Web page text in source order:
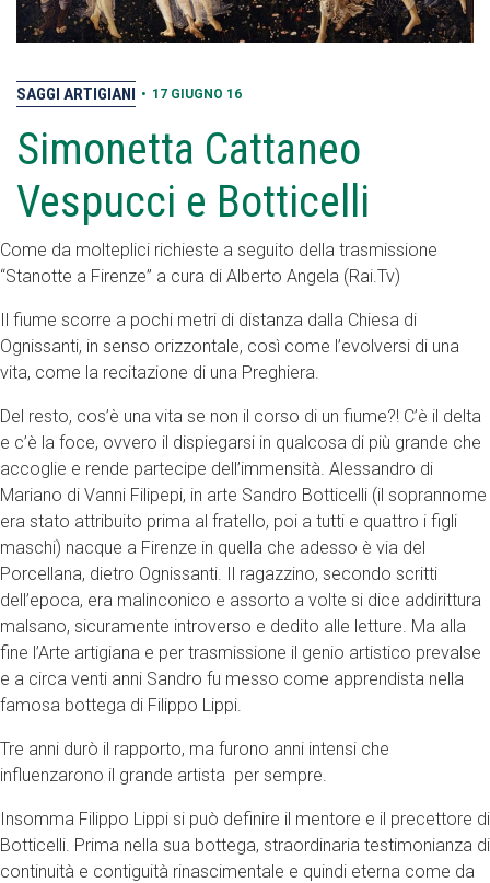
SAGGI ARTIGIANI • 17 GIUGNO 16
Simonetta Cattaneo
Vespucci e Botticelli
Come da molteplici richieste a seguito della trasmissione
“Stanotte a Firenze” a cura di Alberto Angela (Rai.Tv)
Il fiume scorre a pochi metri di distanza dalla Chiesa di
Ognissanti, in senso orizzontale, così come l’evolversi di una
vita, come la recitazione di una Preghiera.
Del resto, cos’è una vita se non il corso di un fiume?! C’è il delta
e c’è la foce, ovvero il dispiegarsi in qualcosa di più grande che
accoglie e rende partecipe dell’immensità. Alessandro di
Mariano di Vanni Filipepi, in arte Sandro Botticelli (il soprannome
era stato attribuito prima al fratello, poi a tutti e quattro i figli
maschi) nacque a Firenze in quella che adesso è via del
Porcellana, dietro Ognissanti. Il ragazzino, secondo scritti
dell’epoca, era malinconico e assorto a volte si dice addirittura
malsano, sicuramente introverso e dedito alle letture. Ma alla
fine l’Arte artigiana e per trasmissione il genio artistico prevalse
e a circa venti anni Sandro fu messo come apprendista nella
famosa bottega di Filippo Lippi.
Tre anni durò il rapporto, ma furono anni intensi che
influenzarono il grande artista per sempre.
Insomma Filippo Lippi si può definire il mentore e il precettore di
Botticelli. Prima nella sua bottega, straordinaria testimonianza di
continuità e contiguità rinascimentale e quindi eterna come da